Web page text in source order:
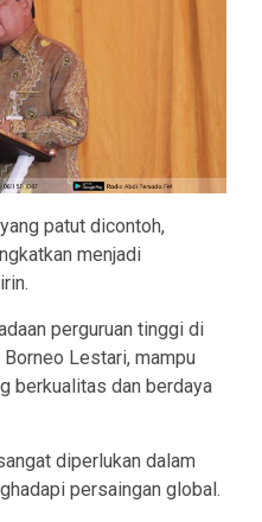
patut dicontoh,
menjadi
perguruan tinggi di
Lestari, mampu
berkualitas dan berdaya
diperlukan dalam
persaingan global.